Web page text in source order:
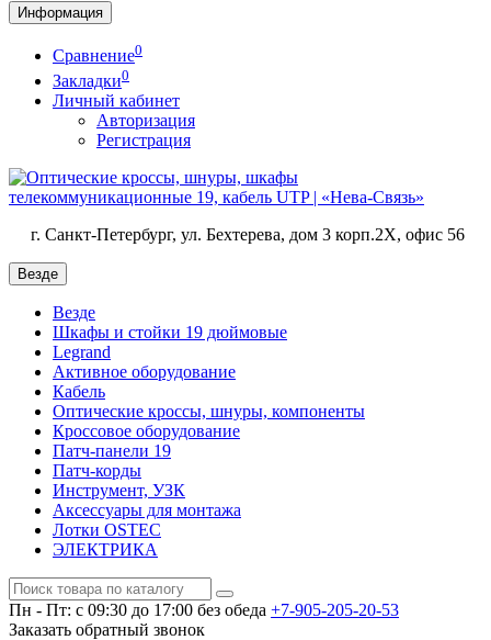
Информация
Сравнение0
Закладки0
Личный кабинет
Авторизация
Регистрация
г. Санкт-Петербург, ул. Бехтерева, дом 3 корп.2X, офис 56
Везде
Везде
Шкафы и стойки 19 дюймовые
Legrand
Активное оборудование
Кабель
Оптические кроссы, шнуры, компоненты
Кроссовое оборудование
Патч-панели 19
Патч-корды
Инструмент, УЗК
Аксессуары для монтажа
Лотки OSTEC
ЭЛЕКТРИКА
Пн - Пт: с 09:30 до 17:00 без обеда +7-905-205-20-53
Заказать обратный звонок